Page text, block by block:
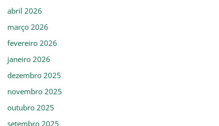
abril 2026
março 2026
fevereiro 2026
janeiro 2026
dezembro 2025
novembro 2025
outubro 2025
setembro 2025